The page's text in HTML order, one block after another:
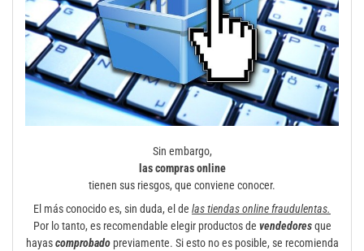
Sin embargo,
las compras online
tienen sus riesgos, que conviene conocer.
El más conocido es, sin duda, el de las tiendas online fraudulentas.
Por lo tanto, es recomendable elegir productos de vendedoresque
hayascomprobadopreviamente. Si esto no es posible, se recomienda